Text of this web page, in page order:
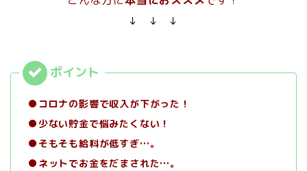
↓ ↓ ↓
●コロナの影響で収入が下がった！
●少ない貯金で悩みたくない！
●そもそも給料が低すぎ…。
●ネットでお金をだまされた…。